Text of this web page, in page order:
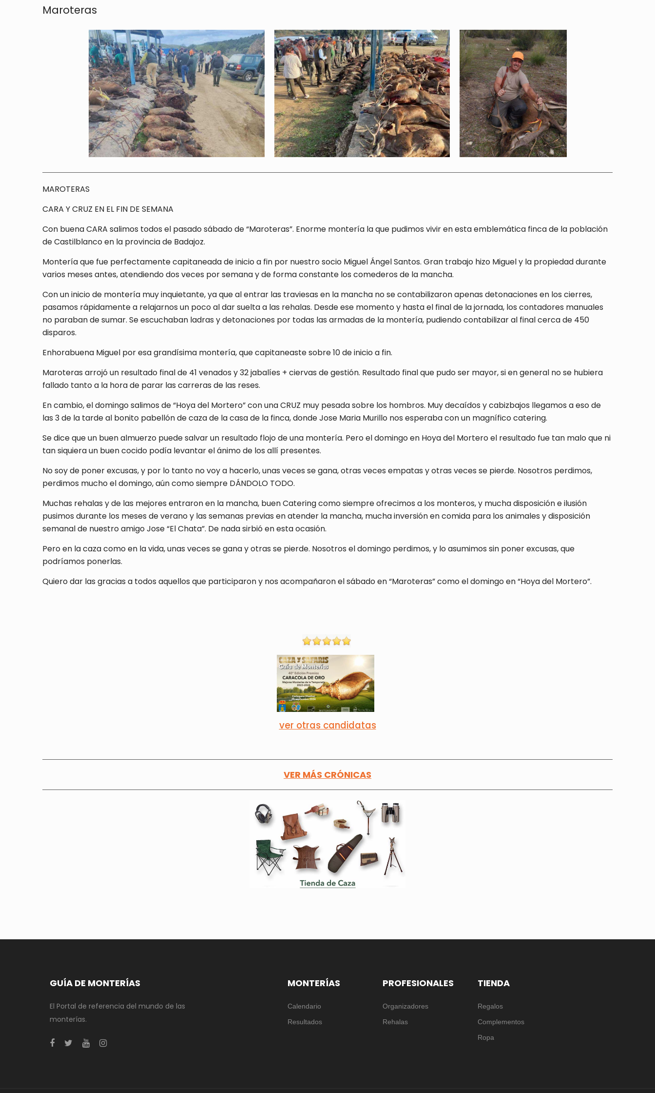
Maroteras
MAROTERAS
CARA Y CRUZ EN EL FIN DE SEMANA
Con buena CARA salimos todos el pasado sábado de “Maroteras”. Enorme montería la que pudimos vivir en esta emblemática finca de la población
de Castilblanco en la provincia de Badajoz.
Montería que fue perfectamente capitaneada de inicio a fin por nuestro socio Miguel Ángel Santos. Gran trabajo hizo Miguel y la propiedad durante
varios meses antes, atendiendo dos veces por semana y de forma constante los comederos de la mancha.
Con un inicio de montería muy inquietante, ya que al entrar las traviesas en la mancha no se contabilizaron apenas detonaciones en los cierres,
pasamos rápidamente a relajarnos un poco al dar suelta a las rehalas. Desde ese momento y hasta el final de la jornada, los contadores manuales
no paraban de sumar. Se escuchaban ladras y detonaciones por todas las armadas de la montería, pudiendo contabilizar al final cerca de 450
disparos.
Enhorabuena Miguel por esa grandísima montería, que capitaneaste sobre 10 de inicio a fin.
Maroteras arrojó un resultado final de 41 venados y 32 jabalíes + ciervas de gestión. Resultado final que pudo ser mayor, si en general no se hubiera
fallado tanto a la hora de parar las carreras de las reses.
En cambio, el domingo salimos de “Hoya del Mortero” con una CRUZ muy pesada sobre los hombros. Muy decaídos y cabizbajos llegamos a eso de
las 3 de la tarde al bonito pabellón de caza de la casa de la finca, donde Jose Maria Murillo nos esperaba con un magnífico catering.
Se dice que un buen almuerzo puede salvar un resultado flojo de una montería. Pero el domingo en Hoya del Mortero el resultado fue tan malo que ni
tan siquiera un buen cocido podía levantar el ánimo de los allí presentes.
No soy de poner excusas, y por lo tanto no voy a hacerlo, unas veces se gana, otras veces empatas y otras veces se pierde. Nosotros perdimos,
perdimos mucho el domingo, aún como siempre DÁNDOLO TODO.
Muchas rehalas y de las mejores entraron en la mancha, buen Catering como siempre ofrecimos a los monteros, y mucha disposición e ilusión
pusimos durante los meses de verano y las semanas previas en atender la mancha, mucha inversión en comida para los animales y disposición
semanal de nuestro amigo Jose “El Chata”. De nada sirbió en esta ocasión.
Pero en la caza como en la vida, unas veces se gana y otras se pierde. Nosotros el domingo perdimos, y lo asumimos sin poner excusas, que
podríamos ponerlas.
Quiero dar las gracias a todos aquellos que participaron y nos acompañaron el sábado en “Maroteras” como el domingo en “Hoya del Mortero”.
ver otras candidatas
VER MÁS CRÓNICAS
GUÍA DE MONTERÍAS
El Portal de referencia del mundo de las
monterías.
MONTERÍAS
Calendario
Resultados
PROFESIONALES
Organizadores
Rehalas
TIENDA
Regalos
Complementos
Ropa